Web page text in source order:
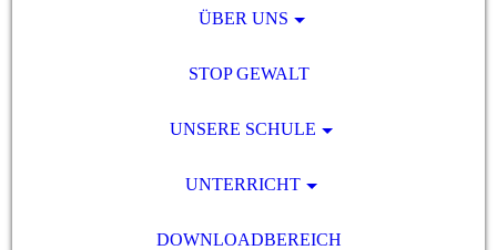
ÜBER UNS
STOP GEWALT
UNSERE SCHULE
UNTERRICHT
DOWNLOADBEREICH